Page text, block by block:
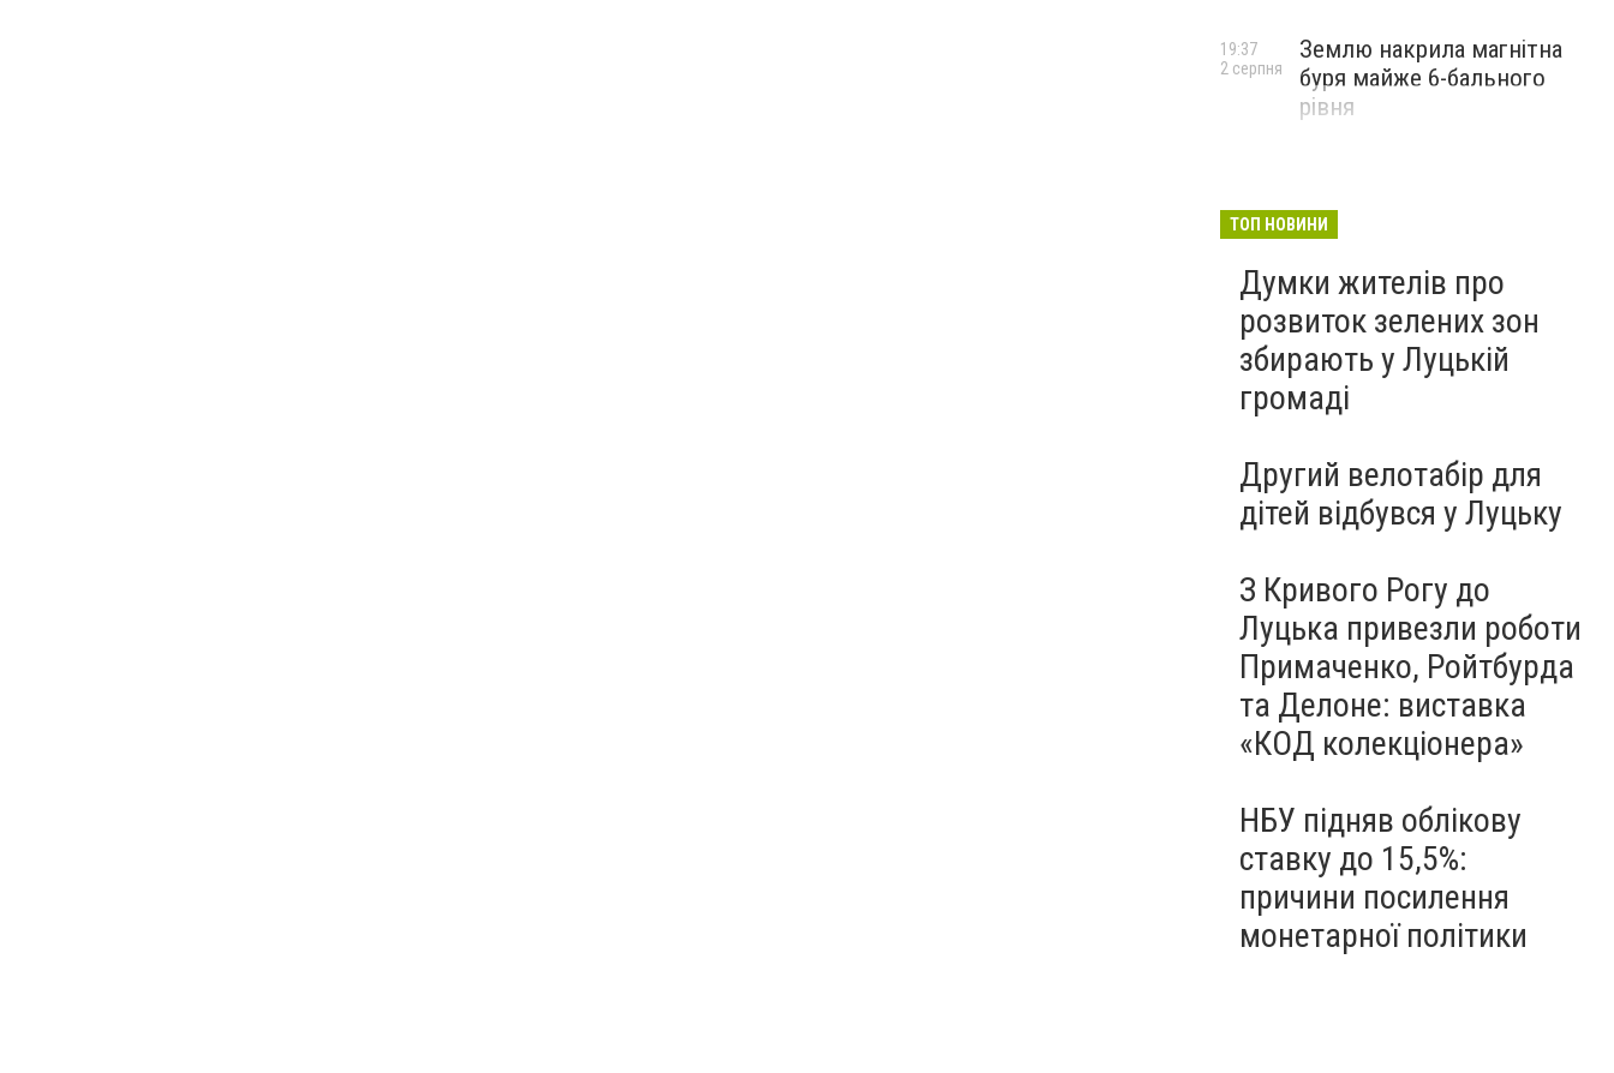
Землю накрила магнітна
буря майже 6-бального
рівня
19:37
2 серпня
ТОП НОВИНИ
Думки жителів про
розвиток зелених зон
збирають у Луцькій
громаді
Другий велотабір для
дітей відбувся у Луцьку
З Кривого Рогу до
Луцька привезли роботи
Примаченко, Ройтбурда
та Делоне: виставка
«КОД колекціонера»
НБУ підняв облікову
ставку до 15,5%:
причини посилення
монетарної політики